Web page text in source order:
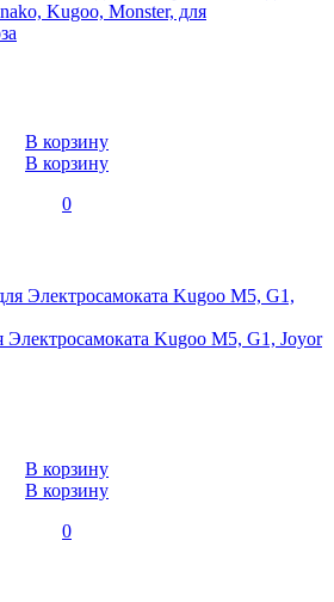
Kugoo, Monster, для
В корзину
В корзину
0
Электросамоката Kugoo М5, G1, Joyor
В корзину
В корзину
0